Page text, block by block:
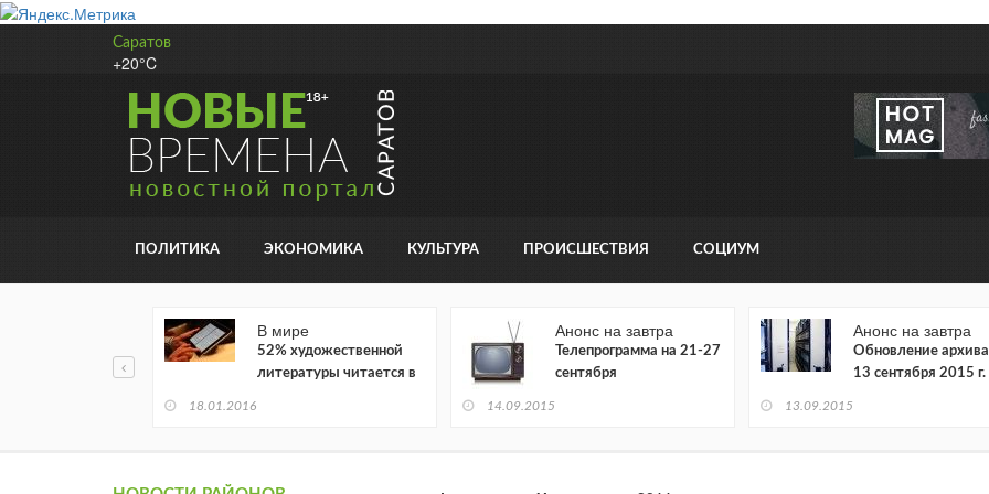
Саратов
+20°C
ПОЛИТИКА ЭКОНОМИКА КУЛЬТУРА ПРОИСШЕСТВИЯ СОЦИУМ
В мире
52% художественной
литературы читается в
18.01.2016
Анонс на завтра
Телепрограмма на 21-27
сентября
14.09.2015
Анонс на завтра
Обновление архива
13 сентября 2015 г.
13.09.2015